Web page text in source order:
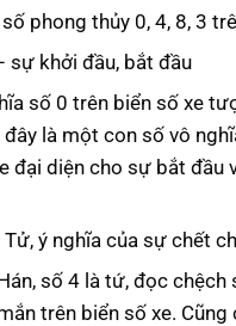
phong thủy 0, 4, 8, 3
sự khởi đầu, bắt đầu
số 0 trên biển số xe
là một con số vô
đại diện cho sự bắt đầu
ý nghĩa của sự chết
số 4 là tứ, đọc
trên biển số xe.